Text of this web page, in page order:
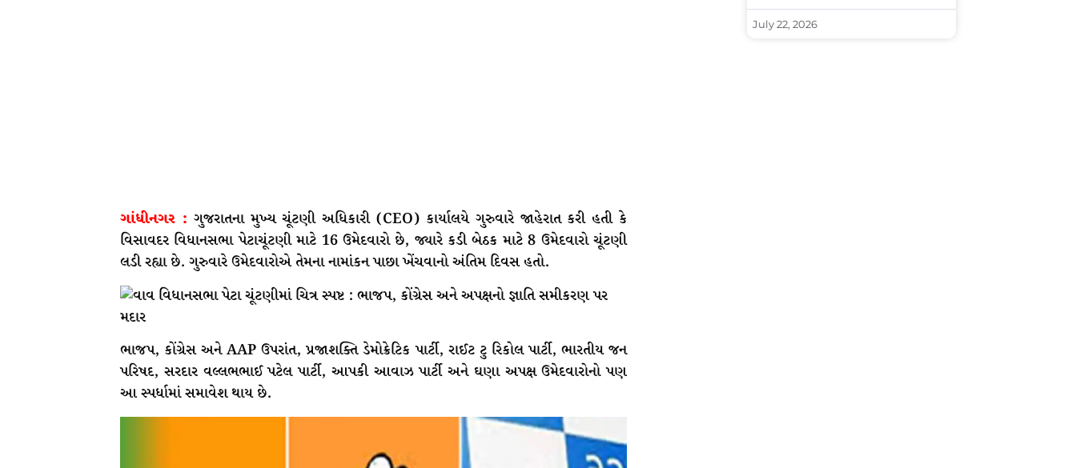
ગાંધીનગર : ગુજરાતના મુખ્ય ચૂંટણી અધિકારી (CEO) કાર્યાલયે ગુરુવારે જાહેરાત કરી હતી કે
વિસાવદર વિધાનસભા પેટાચૂંટણી માટે 16 ઉમેદવારો છે, જ્યારે કડી બેઠક માટે 8 ઉમેદવારો ચૂંટણી
લડી રહ્યા છે. ગુરુવારે ઉમેદવારોએ તેમના નામાંકન પાછા ખેંચવાનો અંતિમ દિવસ હતો.
ભાજપ, કોંગ્રેસ અને AAP ઉપરાંત, પ્રજાશક્તિ ડેમોક્રેટિક પાર્ટી, રાઈટ ટુ રિકોલ પાર્ટી, ભારતીય જન
પરિષદ, સરદાર વલ્લભભાઈ પટેલ પાર્ટી, આપકી આવાઝ પાર્ટી અને ઘણા અપક્ષ ઉમેદવારોનો પણ
આ સ્પર્ધામાં સમાવેશ થાય છે.
July 22, 2026